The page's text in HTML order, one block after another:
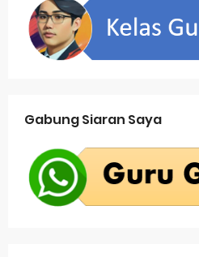
Gabung Siaran Saya